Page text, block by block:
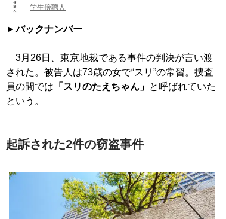
学生傍聴人
バックナンバー
3月26日、東京地裁である事件の判決が言い渡
された。被告人は73歳の女で“スリ”の常習。捜査
員の間では 「スリのたえちゃん」 と呼ばれていた
という。
起訴された2件の窃盗事件